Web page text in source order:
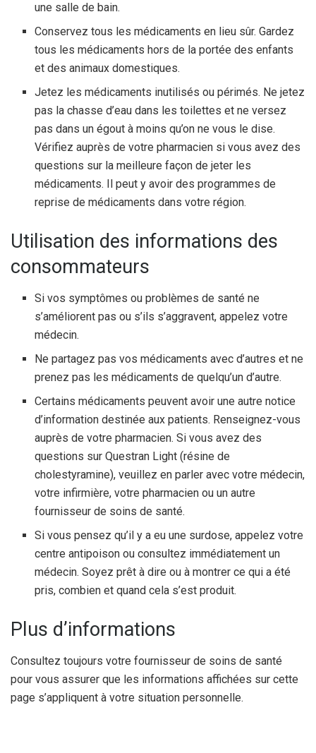
une salle de bain.
Conservez tous les médicaments en lieu sûr. Gardez
tous les médicaments hors de la portée des enfants
et des animaux domestiques.
Jetez les médicaments inutilisés ou périmés. Ne jetez
pas la chasse d’eau dans les toilettes et ne versez
pas dans un égout à moins qu’on ne vous le dise.
Vérifiez auprès de votre pharmacien si vous avez des
questions sur la meilleure façon de jeter les
médicaments. Il peut y avoir des programmes de
reprise de médicaments dans votre région.
Utilisation des informations des
consommateurs
Si vos symptômes ou problèmes de santé ne
s’améliorent pas ou s’ils s’aggravent, appelez votre
médecin.
Ne partagez pas vos médicaments avec d’autres et ne
prenez pas les médicaments de quelqu’un d’autre.
Certains médicaments peuvent avoir une autre notice
d’information destinée aux patients. Renseignez-vous
auprès de votre pharmacien. Si vous avez des
questions sur Questran Light (résine de
cholestyramine), veuillez en parler avec votre médecin,
votre infirmière, votre pharmacien ou un autre
fournisseur de soins de santé.
Si vous pensez qu’il y a eu une surdose, appelez votre
centre antipoison ou consultez immédiatement un
médecin. Soyez prêt à dire ou à montrer ce qui a été
pris, combien et quand cela s’est produit.
Plus d’informations
Consultez toujours votre fournisseur de soins de santé
pour vous assurer que les informations affichées sur cette
page s’appliquent à votre situation personnelle.